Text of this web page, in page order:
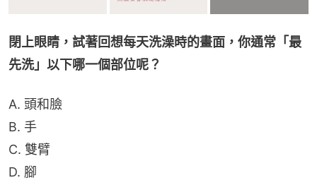
閉上眼睛，試著回想每天洗澡時的畫面，你通常「最
先洗」以下哪一個部位呢？
A. 頭和臉
B. 手
C. 雙臂
D. 腳